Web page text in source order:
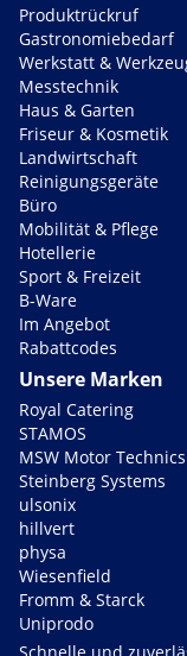
Produktrückruf
Gastronomiebedarf
Werkstatt &
Messtechnik
Haus & Garten
Friseur & Kosmetik
Landwirtschaft
Reinigungsgeräte
Büro
Mobilität & Pflege
Hotellerie
Sport & Freizeit
B-Ware
Im Angebot
Rabattcodes
Unsere Marken
Royal Catering
STAMOS
MSW Motor Technics
Steinberg Systems
ulsonix
hillvert
physa
Wiesenfield
Fromm & Starck
Uniprodo